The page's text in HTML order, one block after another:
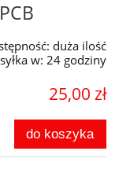
duża ilość
w: 24 godziny
25,00 zł
do koszyka